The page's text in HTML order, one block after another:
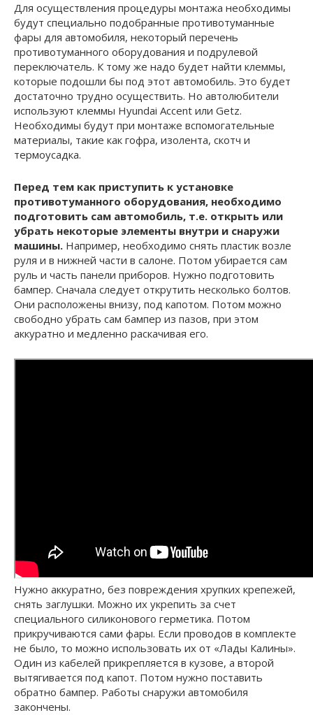
Для осуществления процедуры монтажа необходимы
будут специально подобранные противотуманные
фары для автомобиля, некоторый перечень
противотуманного оборудования и подрулевой
переключатель. К тому же надо будет найти клеммы,
которые подошли бы под этот автомобиль. Это будет
достаточно трудно осуществить. Но автолюбители
используют клеммы Hyundai Accent или Getz.
Необходимы будут при монтаже вспомогательные
материалы, такие как гофра, изолента, скотч и
термоусадка.
Перед тем как приступить к установке
противотуманного оборудования, необходимо
подготовить сам автомобиль, т.е. открыть или
убрать некоторые элементы внутри и снаружи
машины. Например, необходимо снять пластик возле
руля и в нижней части в салоне. Потом убирается сам
руль и часть панели приборов. Нужно подготовить
бампер. Сначала следует открутить несколько болтов.
Они расположены внизу, под капотом. Потом можно
свободно убрать сам бампер из пазов, при этом
аккуратно и медленно раскачивая его.
Нужно аккуратно, без повреждения хрупких крепежей,
снять заглушки. Можно их укрепить за счет
специального силиконового герметика. Потом
прикручиваются сами фары. Если проводов в комплекте
не было, то можно использовать их от «Лады Калины».
Один из кабелей прикрепляется в кузове, а второй
вытягивается под капот. Потом нужно поставить
обратно бампер. Работы снаружи автомобиля
закончены.